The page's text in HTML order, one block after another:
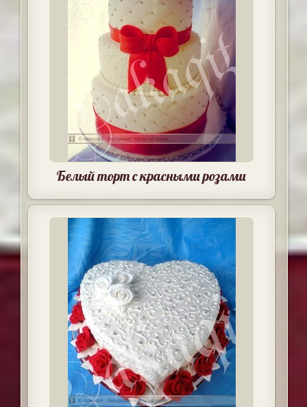
Белый торт с красными розами